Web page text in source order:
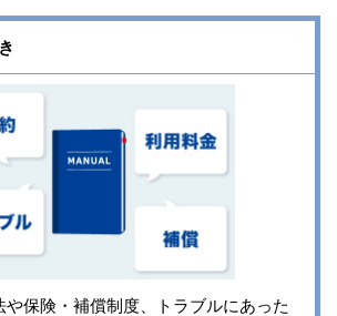
や保険・補償制度、トラブルにあった